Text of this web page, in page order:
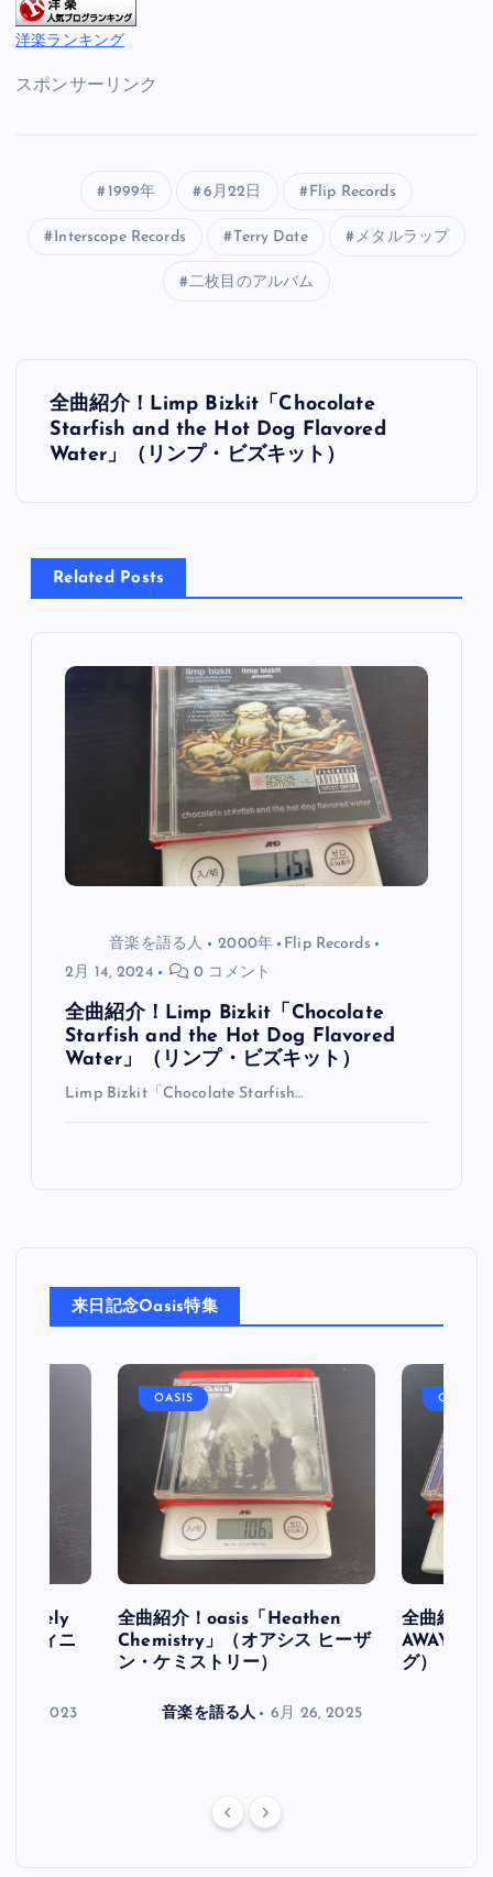
洋楽ランキング
スポンサーリンク
1999年 6月22日 Flip Records
Interscope Records Terry Date メタルラップ
二枚目のアルバム
投
稿
ビ
ゲ
全曲紹介！Limp Bizkit「Chocolate
Starfish and the Hot Dog Flavored
Water」（リンプ・ビズキット）
Related Posts
音楽を語る人 2000年
Flip Records
2月 14, 2024
0 コメント
全曲紹介！Limp Bizkit「Chocolate
Starfish and the Hot Dog Flavored
Water」（リンプ・ビズキット）
Limp Bizkit「Chocolate Starfish…
来日記念Oasis特集
フィニ
30, 2023
OASIS
全曲紹介！oasis「Heathen
Chemistry」（オアシス ヒーザ
ン・ケミストリー）
音楽を語る人 6月 26, 2025
OASIS
全曲紹介
AWAY」
グ）